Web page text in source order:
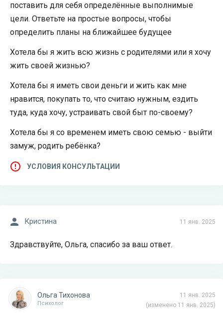
поставить для себя определённые выполнимые
цели. Ответьте на простые вопросы, чтобы
определить планы на ближайшее будущее
Хотела бы я жить всю жизнь с родителями или я хочу
жить своей жизнью?
Хотела бы я иметь свои деньги и жить как мне
нравится, покупать то, что считаю нужным, ездить
туда, куда хочу, устраивать свой быт по-своему?
Хотела бы я со временем иметь свою семью - выйти
замуж, родить ребёнка?
УСЛОВИЯ КОНСУЛЬТАЦИИ
11 янв. 2025
Кристина
Здравствуйте, Ольга, спасибо за ваш ответ.
11 янв. 2025
(изменено 11 янв. 2025)
Ольга Тихонова
Психолог